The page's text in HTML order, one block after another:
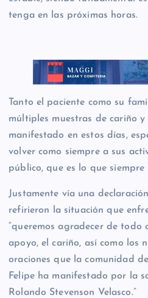
tenga en las próximas horas.
Tanto el paciente como su
múltiples muestras de cariño
manifestado en estos días,
volver como siempre a sus
público, que es lo que
Justamente vía una
refirieron la situación que
“queremos agradecer de todo
apoyo, el cariño, así como los
oraciones que la comunidad
Felipe ha manifestado por la
Rolando Stevenson Velasco.”